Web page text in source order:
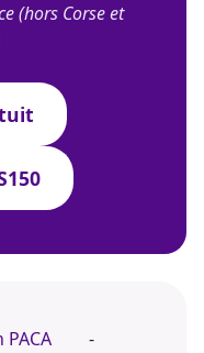
(hors Corse et
-